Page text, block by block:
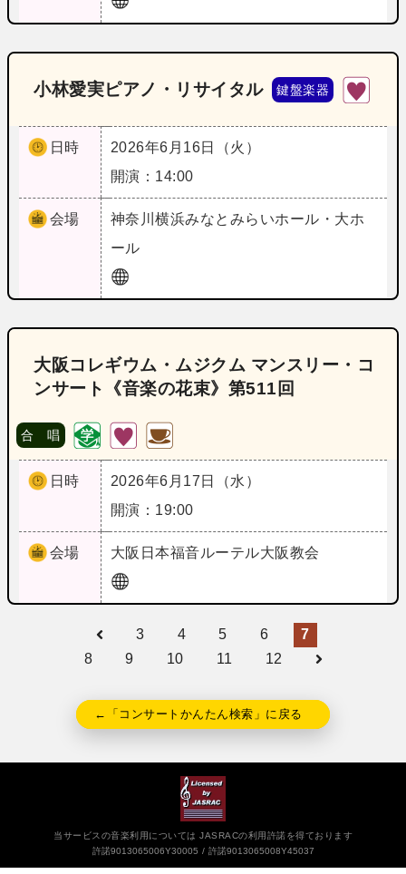
小林愛実ピアノ・リサイタル 鍵盤楽器
日時
2026年6月16日（火）
開演：14:00
会場 神奈川横浜みなとみらいホール・大ホ
ール
大阪コレギウム・ムジクム マンスリー・コ
ンサート《音楽の花束》第511回
合 唱
日時
2026年6月17日（水）
開演：19:00
会場 大阪 日本福音ルーテル大阪教会
3 4 5 6
7
8
9 10 11 12
←「コンサートかんたん検索」に戻る
当サービスの音楽利用については JASRACの利用許諾を得ております
許諾9013065006Y30005
許諾9013065008Y45037